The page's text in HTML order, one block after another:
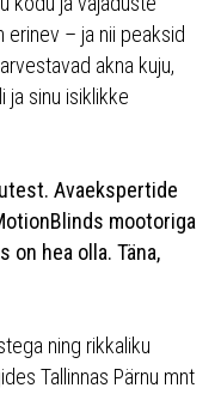
erinev – ja nii peaksid
akna kuju,
ja sinu isiklikke
Avaekspertide
mootoriga
on hea olla. Täna,
ning rikkaliku
Tallinnas Pärnu mnt